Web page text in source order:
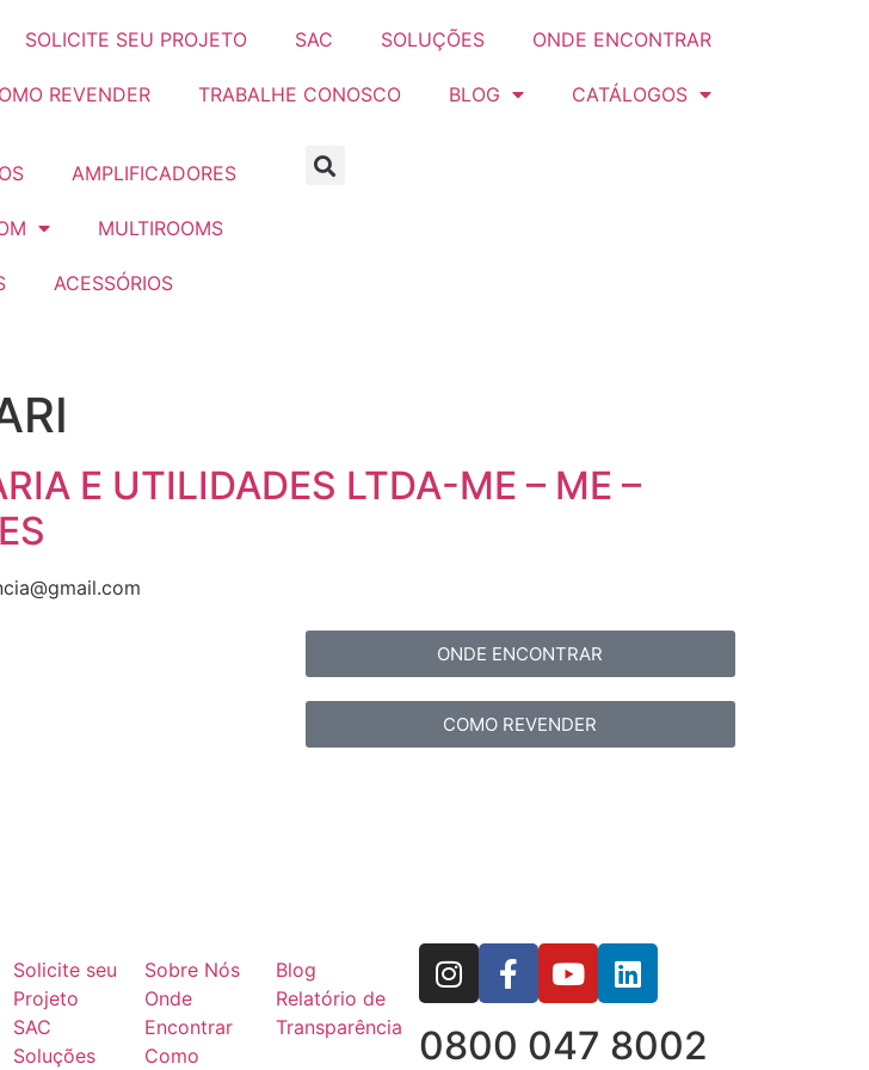
SOLICITE SEU PROJETO SAC SOLUÇÕES ONDE ENCONTRAR
REVENDER TRABALHE CONOSCO BLOG CATÁLOGOS
AMPLIFICADORES
MULTIROOMS
ACESSÓRIOS
E UTILIDADES LTDA-ME – ME –
ONDE ENCONTRAR
COMO REVENDER
Solicite seu
Projeto
SAC
Soluções
Sobre Nós
Onde
Encontrar
Como
Blog
Relatório de
Transparência
0800 047 8002